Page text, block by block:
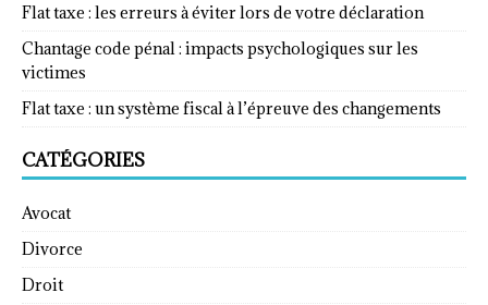
Flat taxe : les erreurs à éviter lors de votre déclaration
Chantage code pénal : impacts psychologiques sur les
victimes
Flat taxe : un système fiscal à l’épreuve des changements
CATÉGORIES
Avocat
Divorce
Droit